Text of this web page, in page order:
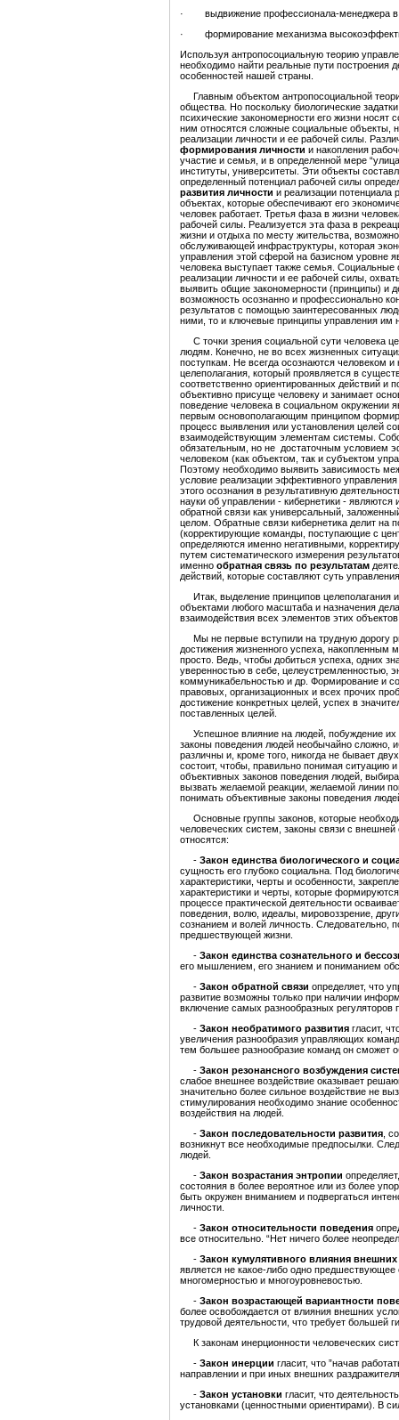
· выдвижение профессионала-менеджера в
· формирование механизма
Используя антропосоциальную теорию
необходимо найти реальные пути построения
особенностей нашей страны.
Главным объектом антропосоциальной
общества. Но поскольку биологические
психические закономерности его жизни
ним относятся сложные социальные объекты,
реализации личности и ее рабочей силы.
формирования личности и накопления
участие и семья, и в определенной мере
институты, университеты. Эти объекты
определенный потенциал рабочей силы
развития личности и реализации потенциала
объектах, которые обеспечивают его
человек работает. Третья фаза в жизни
рабочей силы. Реализуется эта фаза в
жизни и отдыха по месту жительства,
обслуживающей инфраструктуры, которая
управления этой сферой на базисном уровне
человека выступает также семья.
реализации личности и ее рабочей силы,
выявить общие закономерности (принципы) и
возможность осознанно и профессионально
результатов с помощью заинтересованных
ними, то и ключевые принципы управления им
С точки зрения социальной сути человека
людям. Конечно, не во всех жизненных
поступкам. Не всегда осознаются человеком
целеполагания, который проявляется в
соответственно ориентированных действий и
объективно присуще человеку и занимает
поведение человека в социальном окружении
первым основополагающим принципом
процесс выявления или установления целей
взаимодействующим элементам системы.
обязательным, но не достаточным условием
человеком (как объектом, так и субъектом
Поэтому необходимо выявить зависимость
условие реализации эффективного
этого осознания в результативную
науки об управлении - кибернетики -
обратной связи как универсальный,
целом. Обратные связи кибернетика делит на
(корректирующие команды, поступающие с
определяются именно негативными,
путем систематического измерения
именно обратная связь по результатам
действий, которые составляют суть
Итак, выделение принципов целеполагания
объектами любого масштаба и назначения
взаимодействия всех элементов этих
Мы не первые вступили на трудную дорогу
достижения жизненного успеха, накопленным
просто. Ведь, чтобы добиться успеха, одних
уверенностью в себе, целеустремленностью,
коммуникабельностью и др. Формирование и
правовых, организационных и всех прочих
достижение конкретных целей, успех в
поставленных целей.
Успешное влияние на людей, побуждение их
законы поведения людей необычайно сложно,
различны и, кроме того, никогда не бывает
состоит, чтобы, правильно понимая ситуацию
объективных законов поведения людей,
вызвать желаемой реакции, желаемой линии
понимать объективные законы поведения
Основные группы законов, которые
человеческих систем, законы связи с
относятся:
- Закон единства биологического и
сущность его глубоко социальна. Под
характеристики, черты и особенности,
характеристики и черты, которые
процессе практической деятельности
поведения, волю, идеалы, мировоззрение,
сознанием и волей личность. Следовательно,
предшествующей жизни.
- Закон единства сознательного и
его мышлением, его знанием и пониманием
- Закон обратной связи определяет, что
развитие возможны только при наличии
включение самых разнообразных регуляторов
- Закон необратимого развития гласит,
увеличения разнообразия управляющих
тем большее разнообразие команд он сможет
- Закон резонансного возбуждения
слабое внешнее воздействие оказывает
значительно более сильное воздействие не
стимулирования необходимо знание
воздействия на людей.
- Закон последовательности развития ,
возникнут все необходимые предпосылки.
людей.
- Закон возрастания энтропии
состояния в более вероятное или из более
быть окружен вниманием и подвергаться
личности.
- Закон относительности поведения
все относительно. “Нет ничего более
- Закон кумулятивного влияния внешних
является не какое-либо одно
многомерностью и многоуровневостью.
- Закон возрастающей вариантности
более освобождается от влияния внешних
трудовой деятельности, что требует большей
К законам инерционности человеческих
- Закон инерции гласит, что ”начав
направлении и при иных внешних
- Закон установки гласит, что
установками (ценностными ориентирами). В